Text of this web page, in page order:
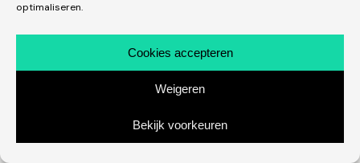
optimaliseren.
Cookies accepteren
Weigeren
Bekijk voorkeuren